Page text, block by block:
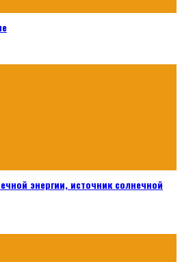
энергии, источник солнечной